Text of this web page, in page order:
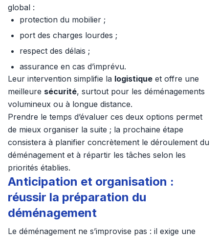
global :
protection du mobilier ;
port des charges lourdes ;
respect des délais ;
assurance en cas d’imprévu.
Leur intervention simplifie la logistique et offre une
meilleure sécurité, surtout pour les déménagements
volumineux ou à longue distance.
Prendre le temps d’évaluer ces deux options permet
de mieux organiser la suite ; la prochaine étape
consistera à planifier concrètement le déroulement du
déménagement et à répartir les tâches selon les
priorités établies.
Anticipation et organisation :
réussir la préparation du
déménagement
Le déménagement ne s’improvise pas : il exige une